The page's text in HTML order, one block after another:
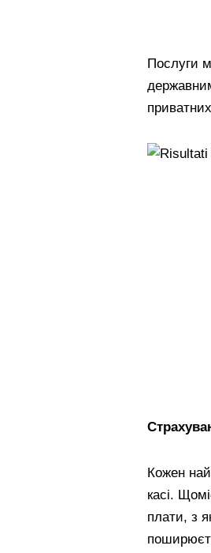
Послуги
Кожен
касі.
плати, з